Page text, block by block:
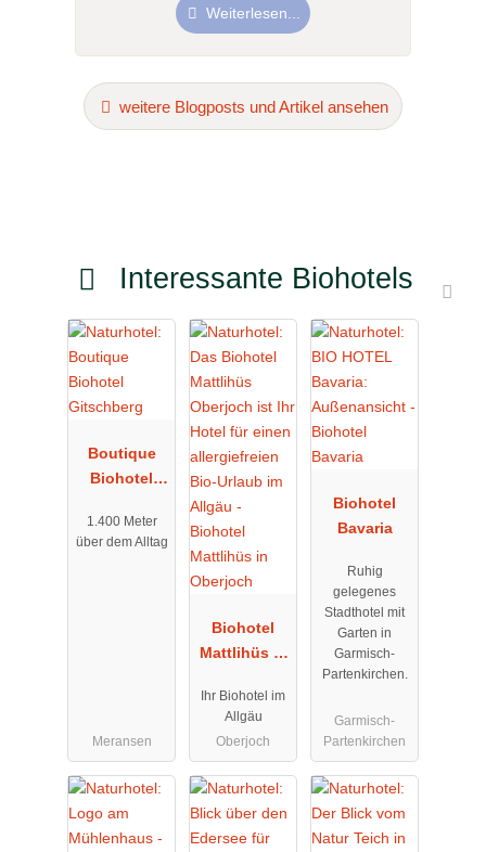
Weiterlesen...
weitere Blogposts und Artikel ansehen
Interessante Biohotels
Boutique
Biohotel
1.400 Meter
über dem Alltag
Meransen
Biohotel
Mattlihüs in
Ihr Biohotel im
Allgäu
Oberjoch
Biohotel
Bavaria
Ruhig
gelegenes
Stadthotel mit
Garten in
Garmisch-
Partenkirchen.
Garmisch-
Partenkirchen